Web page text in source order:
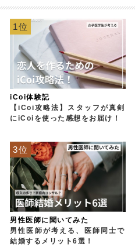
iCoi体験記
【iCoi攻略法】スタッフが真剣
にiCoiを使った感想をお届け！
1位
男性医師に聞いてみた
男性医師が考える、医師同士で
結婚するメリット6選！
3位